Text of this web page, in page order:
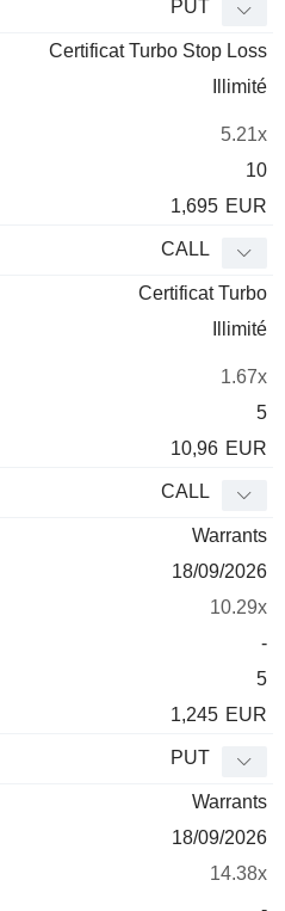
PUT
Certificat Turbo Stop Loss
Illimité
5.21x
10
1,695 EUR
CALL
Certificat Turbo
Illimité
1.67x
5
10,96 EUR
CALL
Warrants
18/09/2026
10.29x
-
5
1,245 EUR
PUT
Warrants
18/09/2026
14.38x